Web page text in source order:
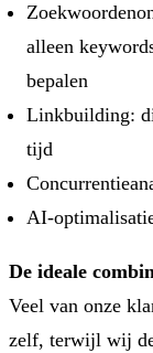
alleen
bepalen
Linkbuilding:
tijd
AI-
De ideale
Veel van onze
zelf, terwijl wij